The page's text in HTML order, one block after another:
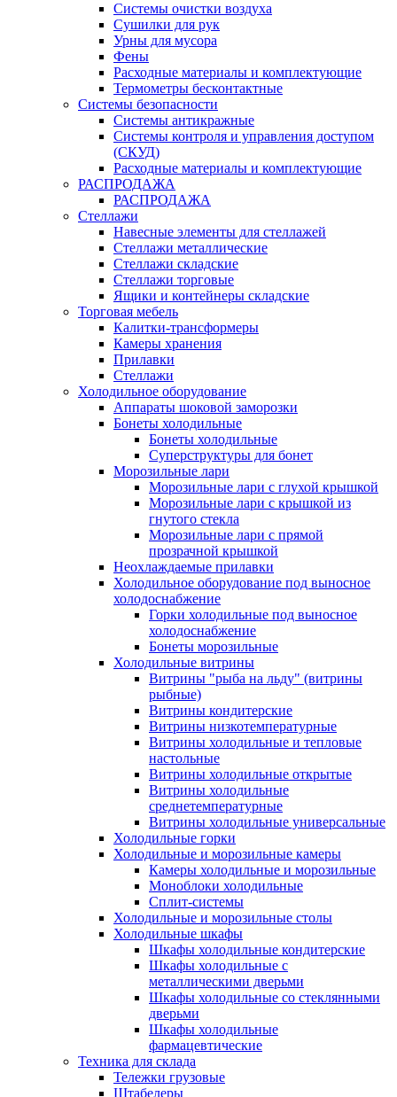
Системы очистки воздуха
Сушилки для рук
Урны для мусора
Фены
Расходные материалы и комплектующие
Термометры бесконтактные
Системы безопасности
Системы антикражные
Системы контроля и управления доступом
(СКУД)
Расходные материалы и комплектующие
РАСПРОДАЖА
РАСПРОДАЖА
Стеллажи
Навесные элементы для стеллажей
Стеллажи металлические
Стеллажи складские
Стеллажи торговые
Ящики и контейнеры складские
Торговая мебель
Калитки-трансформеры
Камеры хранения
Прилавки
Стеллажи
Холодильное оборудование
Аппараты шоковой заморозки
Бонеты холодильные
Бонеты холодильные
Суперструктуры для бонет
Морозильные лари
Морозильные лари с глухой крышкой
Морозильные лари с крышкой из
гнутого стекла
Морозильные лари с прямой
прозрачной крышкой
Неохлаждаемые прилавки
Холодильное оборудование под выносное
холодоснабжение
Горки холодильные под выносное
холодоснабжение
Бонеты морозильные
Холодильные витрины
Витрины "рыба на льду" (витрины
рыбные)
Витрины кондитерские
Витрины низкотемпературные
Витрины холодильные и тепловые
настольные
Витрины холодильные открытые
Витрины холодильные
среднетемпературные
Витрины холодильные универсальные
Холодильные горки
Холодильные и морозильные камеры
Камеры холодильные и морозильные
Моноблоки холодильные
Сплит-системы
Холодильные и морозильные столы
Холодильные шкафы
Шкафы холодильные кондитерские
Шкафы холодильные с
металлическими дверьми
Шкафы холодильные со стеклянными
дверьми
Шкафы холодильные
фармацевтические
Техника для склада
Тележки грузовые
Штабелеры